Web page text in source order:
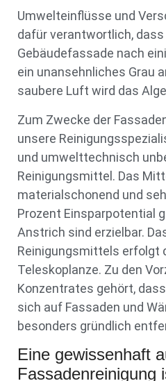
Umwelteinflüsse und
dafür verantwortlich,
Gebäudefassade nach
ein unansehnliches Grau
saubere Luft wird das
Zum Zwecke der
unsere
und umwelttechnisch
Reinigungsmittel. Das
materialschonend und
Prozent Einsparpotential
Anstrich sind erzielbar.
Reinigungsmittels erfolgt
Teleskoplanze. Zu den
Konzentrates gehört,
sich auf Fassaden und
besonders gründlich
Eine gewissenhaft
Fassadenreinigung